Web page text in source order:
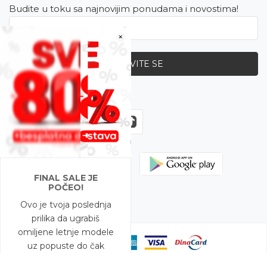
×
FINAL SALE JE
POČEO!
Ovo je tvoja poslednja
prilika da ugrabiš
omiljene letnje modele
uz popuste do čak
Budite u toku sa najnovijim ponudama i novostima!
PRIJAVITE SE
Zapratite nas